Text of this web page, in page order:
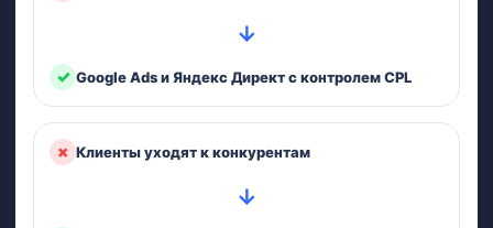
→
✓ Google Ads и Яндекс Директ с контролем CPL
× Клиенты уходят к конкурентам
→